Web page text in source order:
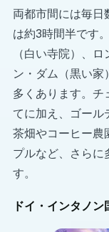
様々な医療部
の医師や看護
う。
タイの医療制
急速に発展し
に民間医療制
しょう。
プロフェッシ
世界中の医療専
両都市間には毎日
は約3時間半です
（白い寺院）、
ン・ダム（黒い
多くあります。チ
てに加え、ゴール
茶畑やコーヒー農
プルなど、さらに
す。
ドイ・インタノン